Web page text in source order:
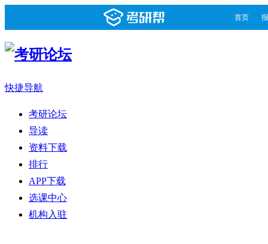
首页
快捷导航
考研论坛
导读
资料下载
排行
APP下载
选课中心
机构入驻